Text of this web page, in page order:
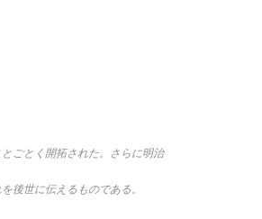
ごとく開拓された。さらに明治
後世に伝えるものである。